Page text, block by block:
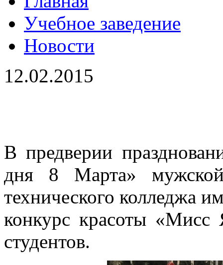
Учебное заведение
Новости
12.02.2015
В предверии
дня 8 Марта» мужской
технического колледжа
конкурс красоты «Мисс
студентов.